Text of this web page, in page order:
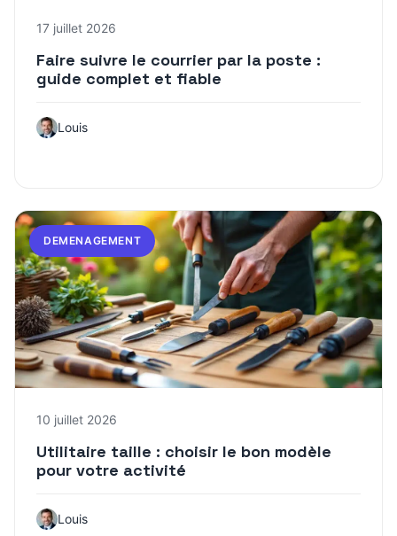
17 juillet 2026
Faire suivre le courrier par la poste :
guide complet et fiable
Louis
DEMENAGEMENT
10 juillet 2026
Utilitaire taille : choisir le bon modèle
pour votre activité
Louis